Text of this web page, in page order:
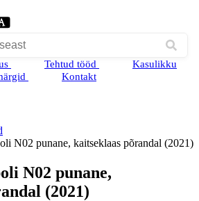
Tehtud tööd
Kasulikku
Kontakt
N02 punane, kaitseklaas põrandal (2021)
N02 punane,
(2021)